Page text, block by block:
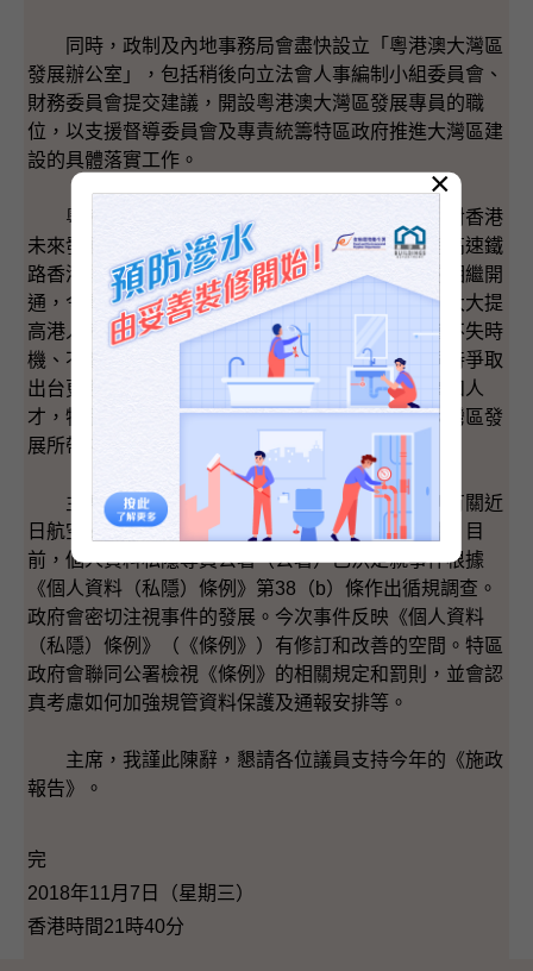
同時，政制及內地事務局會盡快設立「粵港澳大灣區
發展辦公室」，包括稍後向立法會人事編制小組委員會、
財務委員會提交建議，開設粵港澳大灣區發展專員的職
位，以支援督導委員會及專責統籌特區政府推進大灣區建
設的具體落實工作。
粵港澳大灣區將為香港提供嶄新的重大機遇，對香港
未來發展舉足輕重。而大型跨境基建、包括廣深港高速鐵
路香港段、港珠澳大橋、蓮塘／香園圍陸路口岸的相繼開
通，令粵港澳「一小時生活圈」的布局基本完備，大大提
高港人港企到內地發展的誘因和便利。特區政府會不失時
機、不斷細化、深化和優化建設大灣區的工作，同時爭取
出台更多便利港人的政策措施，以便協助香港企業和人
才，特別是年輕朋友，了解及抓緊在內地特別是大灣區發
展所帶來的難得機遇。
主席，最後，就梁繼昌議員及莫乃光議員提到有關近
日航空公司外洩客戶個人資料，政府高度關注事件。目
前，個人資料私隱專員公署（公署）已決定就事件根據
《個人資料（私隱）條例》第38（b）條作出循規調查。
政府會密切注視事件的發展。今次事件反映《個人資料
（私隱）條例》（《條例》）有修訂和改善的空間。特區
政府會聯同公署檢視《條例》的相關規定和罰則，並會認
真考慮如何加強規管資料保護及通報安排等。
主席，我謹此陳辭，懇請各位議員支持今年的《施政
報告》。
完
2018年11月7日（星期三）
香港時間21時40分
×